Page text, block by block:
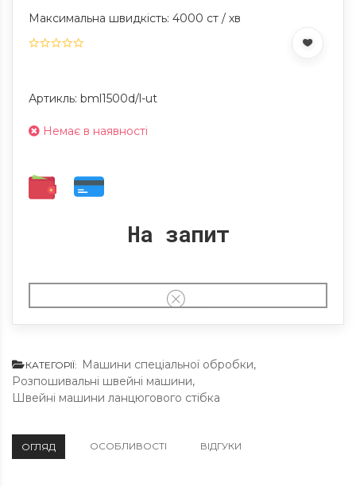
Максимальна швидкість: 4000 ст / хв
Артикль: bml1500d/l-ut
Немає в наявності
На запит
КАТЕГОРІЇ: Машини спеціальної обробки,
Розпошивальні швейні машини,
Швейні машини ланцюгового стібка
ОГЛЯД ОСОБЛИВОСТІ ВІДГУКИ